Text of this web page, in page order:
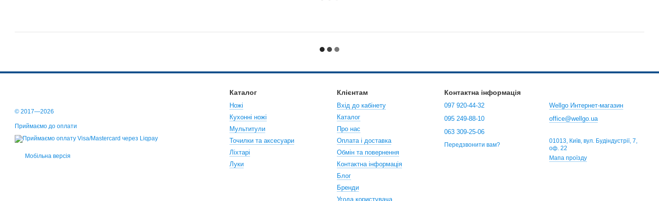
© 2017—2026
Приймаємо до оплати
Мобільна версія
Каталог
Ножі
Кухонні ножі
Мультитули
Точилки та аксесуари
Ліхтарі
Луки
Клієнтам
Вхід до кабінету
Каталог
Про нас
Оплата і доставка
Обмін та повернення
Контактна інформація
Блог
Бренди
Угода користувача
Контактна інформація
097 920-44-32
095 249-88-10
063 309-25-06
Передзвонити вам?
Wellgo Интернет-магазин
office@wellgo.ua
01013, Київ, вул. Будіндустрії, 7,
оф. 22
Мапа проїзду